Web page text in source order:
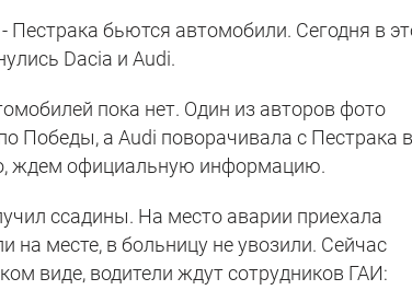
Пестрака бьются автомобили. Сегодня в
Dacia и Audi.
пока нет. Один из авторов фото
Победы, а Audi поворачивала с Пестрака
ждем официальную информацию.
ссадины. На место аварии приехала
на месте, в больницу не увозили. Сейчас
виде, водители ждут сотрудников ГАИ: